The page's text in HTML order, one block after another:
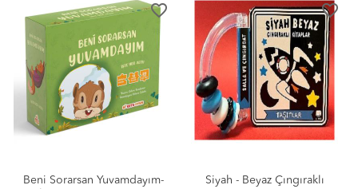
favorite_border
Beni Sorarsan Yuvamdayım-
favorite_border
Siyah - Beyaz Çıngıraklı